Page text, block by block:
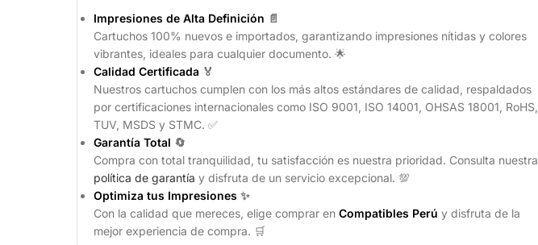
Impresiones de Alta Definición 📄
Cartuchos 100% nuevos e importados, garantizando impresiones nítidas y colores
vibrantes, ideales para cualquier documento. 🌟
Calidad Certificada 🏅
Nuestros cartuchos cumplen con los más altos estándares de calidad, respaldados
por certificaciones internacionales como ISO 9001, ISO 14001, OHSAS 18001, RoHS,
TUV, MSDS y STMC. ✅
Garantía Total 🔄
Compra con total tranquilidad, tu satisfacción es nuestra prioridad. Consulta nuestra
política de garantía y disfruta de un servicio excepcional. 💯
Optimiza tus Impresiones ✨
Con la calidad que mereces, elige comprar en Compatibles Perú y disfruta de la
mejor experiencia de compra. 🛒